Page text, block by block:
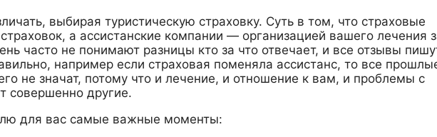
выбирая туристическую страховку. Суть в том, что страховые
а ассистанские компании — организацией вашего лечения
часто не понимают разницы кто за что отвечает, и все отзывы
например если страховая поменяла ассистанс, то все
не значат, потому что и лечение, и отношение к вам, и проблемы с
совершенно другие.
для вас самые важные моменты: